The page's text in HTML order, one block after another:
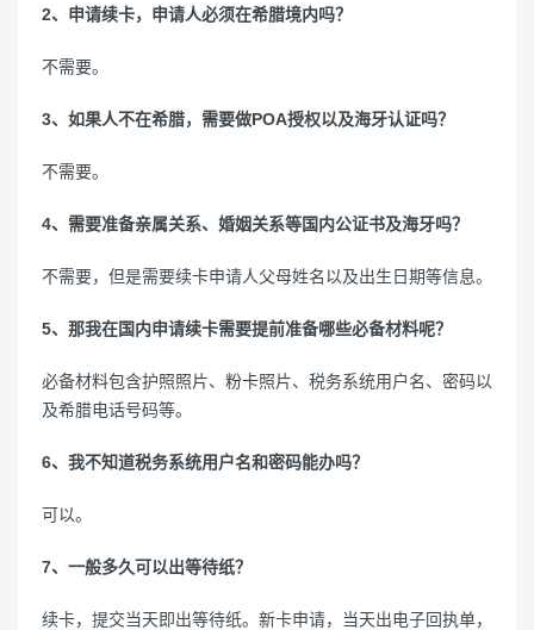
2、申请续卡，申请人必须在希腊境内吗？
不需要。
3、如果人不在希腊，需要做POA授权以及海牙认证吗？
不需要。
4、需要准备亲属关系、婚姻关系等国内公证书及海牙吗？
不需要，但是需要续卡申请人父母姓名以及出生日期等信息。
5、那我在国内申请续卡需要提前准备哪些必备材料呢？
必备材料包含护照照片、粉卡照片、税务系统用户名、密码以
及希腊电话号码等。
6、我不知道税务系统用户名和密码能办吗？
可以。
7、一般多久可以出等待纸？
续卡，提交当天即出等待纸。新卡申请，当天出电子回执单，